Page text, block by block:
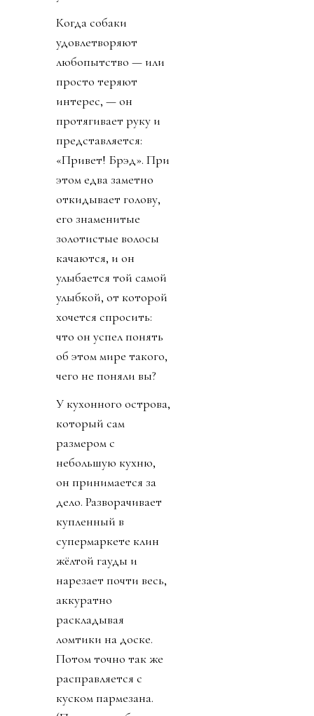
Когда собаки
удовлетворяют
любопытство — или
просто теряют
интерес, — он
протягивает руку и
представляется:
«Привет! Брэд». При
этом едва заметно
откидывает голову,
его знаменитые
золотистые волосы
качаются, и он
улыбается той самой
улыбкой, от которой
хочется спросить:
что он успел понять
об этом мире такого,
чего не поняли вы?
У кухонного острова,
который сам
размером с
небольшую кухню,
он принимается за
дело. Разворачивает
купленный в
супермаркете клин
жёлтой гауды и
нарезает почти весь,
аккуратно
раскладывая
ломтики на доске.
Потом точно так же
расправляется с
куском пармезана.